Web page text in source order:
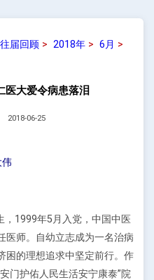
往届回顾> 2018年> 6月 >
医大爱令病患落泪
2018-06-25
伟
，1999年5月入党，中国中医
医师。自幼立志成为一名治病
困的理想追求中坚定前行。作
门护佑人民生活安宁康泰”院